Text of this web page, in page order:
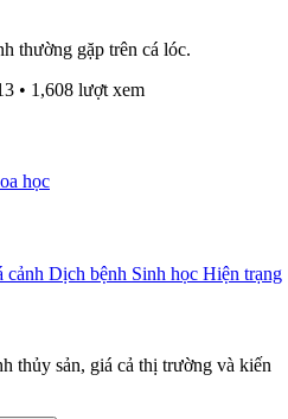
thường gặp trên cá lóc.
• 1,608 lượt xem
học
cảnh Dịch bệnh Sinh học Hiện trạng
thủy sản, giá cả thị trường và kiến